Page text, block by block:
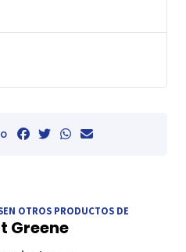
OTROS PRODUCTOS DE
Greene